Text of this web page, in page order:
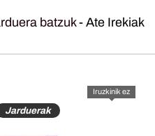
batzuk- Ate Irekiak
Iruzkinik ez
Jarduerak